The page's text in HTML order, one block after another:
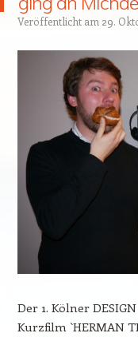
Veröffentlicht am 29.
Der 1. Kölner
Kurzfilm `HERMAN